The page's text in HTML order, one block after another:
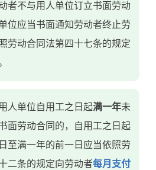
者不与用人单位订立书面劳动
位应当书面通知劳动者终止劳
劳动合同法第四十七条的规定
人单位自用工之日起满一年未
面劳动合同的，自用工之日起
至满一年的前一日应当依照劳
二条的规定向劳动者每月支付